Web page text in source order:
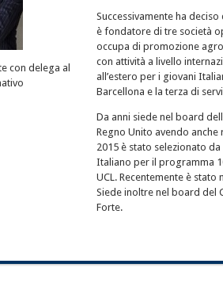
con delega al
Successivamente ha
è fondatore di tre società
occupa di promozione
con attività a livello
all’estero per i giovani
Barcellona e la terza di
Da anni siede nel board
Regno Unito avendo anche
2015 è stato selezionato
Italiano per il programma
UCL. Recentemente è
Siede inoltre nel board del
Forte.